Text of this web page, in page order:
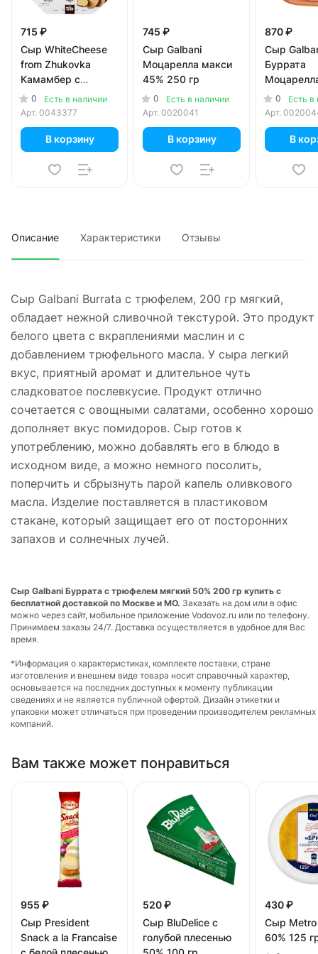
715 ₽
Сыр WhiteCheese
from Zhukovka
Камамбер с
черным трюфелем
50% 125 гр
0
Есть в наличии
Арт. 0043377
В корзину
745 ₽
Сыр Galbani
Моцарелла макси
45% 250 гр
0
Есть в наличии
Арт. 0020041
В корзину
870 ₽
Сыр
Буррата
50% 125
0
Есть в
Арт.
В
Описание Характеристики Отзывы
Сыр Galbani Burrata с трюфелем, 200 гр мягкий,
обладает нежной сливочной текстурой. Это продукт
белого цвета с вкраплениями маслин и с
добавлением трюфельного масла. У сыра легкий
вкус, приятный аромат и длительное чуть
сладковатое послевкусие. Продукт отлично
сочетается с овощными салатами, особенно хорошо
дополняет вкус помидоров. Сыр готов к
употреблению, можно добавлять его в блюдо в
исходном виде, а можно немного посолить,
поперчить и сбрызнуть парой капель оливкового
масла. Изделие поставляется в пластиковом
стакане, который защищает его от посторонних
запахов и солнечных лучей.
Сыр Galbani Буррата с трюфелем мягкий 50% 200 гр купить с
бесплатной доставкой по Москве и МО. Заказать на дом или в офис
можно через сайт, мобильное приложение Vodovoz.ru или по телефону.
Принимаем заказы 24/7. Доставка осуществляется в удобное для Вас
время.
*Информация о характеристиках, комплекте поставки, стране
изготовления и внешнем виде товара носит справочный характер,
основывается на последних доступных к моменту публикации
сведениях и не является публичной офертой. Дизайн этикетки и
упаковки может отличаться при проведении производителем рекламных
компаний.
Вам также может понравиться
955 ₽
Сыр President
Snack a la Francaise
520 ₽
Сыр BluDelice c
голубой плесенью
430 ₽
Сыр Metro
60% 125